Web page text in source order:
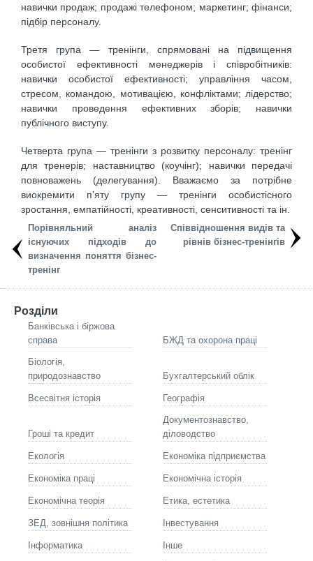
навички продаж; продажі телефоном; маркетинг; фінанси;
підбір персоналу.
Третя група — тренінги, спрямовані на підвищення
особистої ефективності менеджерів і співробітників:
навички особистої ефективності; управління часом,
стресом, командою, мотивацією, конфліктами; лідерство;
навички проведення ефективних зборів; навички
публічного виступу.
Четверта група — тренінги з розвитку персоналу: тренінг
для тренерів; наставництво (коучінг); навички передачі
повноважень (делегування). Вважаємо за потрібне
виокремити п’яту групу — тренінги особистісного
зростання, емпатійності, креативності, сенситивності та ін.
Порівняльний аналіз
існуючих підходів до
визначення поняття бізнес-
тренінг
Співвідношення видів та
рівнів бізнес-тренінгів
Розділи
Банківська і біржова
справа
БЖД та охорона праці
Біологія,
природознавство
Бухгалтерський облік
Всесвітня історія Географія
Гроші та кредит
Документознавство,
діловодство
Екологія Економіка підприємства
Економіка праці Економічна історія
Економічна теорія Етика, естетика
ЗЕД, зовнішня політика Інвестування
Інформатика Інше